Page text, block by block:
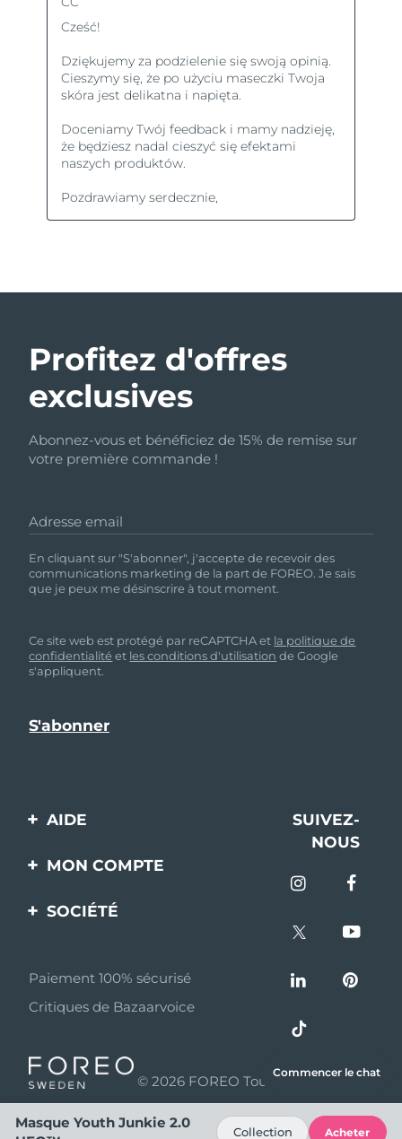
Profitez d'offres
exclusives
Abonnez-vous et bénéficiez de 15% de remise sur
votre première commande !
Adresse email
En cliquant sur "S'abonner", j'accepte de recevoir des
communications marketing de la part de FOREO. Je sais
que je peux me désinscrire à tout moment.
Ce site web est protégé par reCAPTCHA et la politique de
confidentialité et les conditions d'utilisation de Google
s'appliquent.
AIDE
Contactez-nous
livraisons
Questions et réponses
Informations sur la
SUIVEZ-
NOUS
MON COMPTE
Enregistrement produit
SOCIÉTÉ
Programme d’affiliation
Nouvelles d'affiliation
Partenaires
distributeurs
Paiement 100% sécurisé
Critiques de Bazaarvoice
© 2026 FOREO Tous droits réservés
Commencer le chat
Masque Youth Junkie 2.0
Collection Acheter